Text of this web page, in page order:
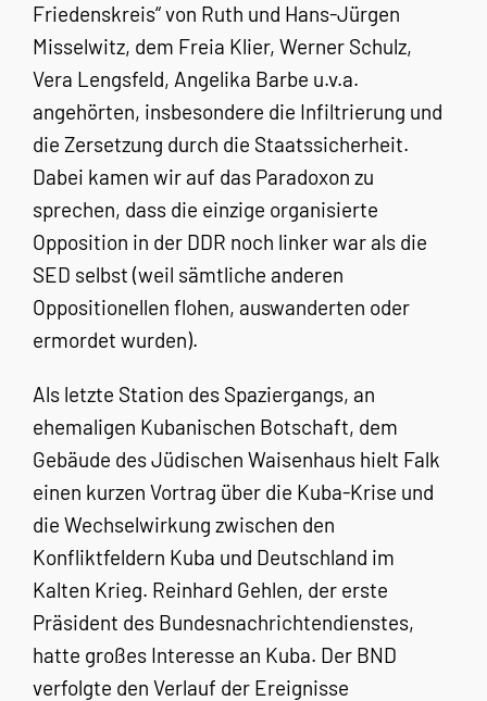
Friedenskreis“ von Ruth und Hans-Jürgen
Misselwitz, dem Freia Klier, Werner Schulz,
Vera Lengsfeld, Angelika Barbe u.v.a.
angehörten, insbesondere die Infiltrierung und
die Zersetzung durch die Staatssicherheit.
Dabei kamen wir auf das Paradoxon zu
sprechen, dass die einzige organisierte
Opposition in der DDR noch linker war als die
SED selbst (weil sämtliche anderen
Oppositionellen flohen, auswanderten oder
ermordet wurden).
Als letzte Station des Spaziergangs, an
ehemaligen Kubanischen Botschaft, dem
Gebäude des Jüdischen Waisenhaus hielt Falk
einen kurzen Vortrag über die Kuba-Krise und
die Wechselwirkung zwischen den
Konfliktfeldern Kuba und Deutschland im
Kalten Krieg. Reinhard Gehlen, der erste
Präsident des Bundesnachrichtendienstes,
hatte großes Interesse an Kuba. Der BND
verfolgte den Verlauf der Ereignisse